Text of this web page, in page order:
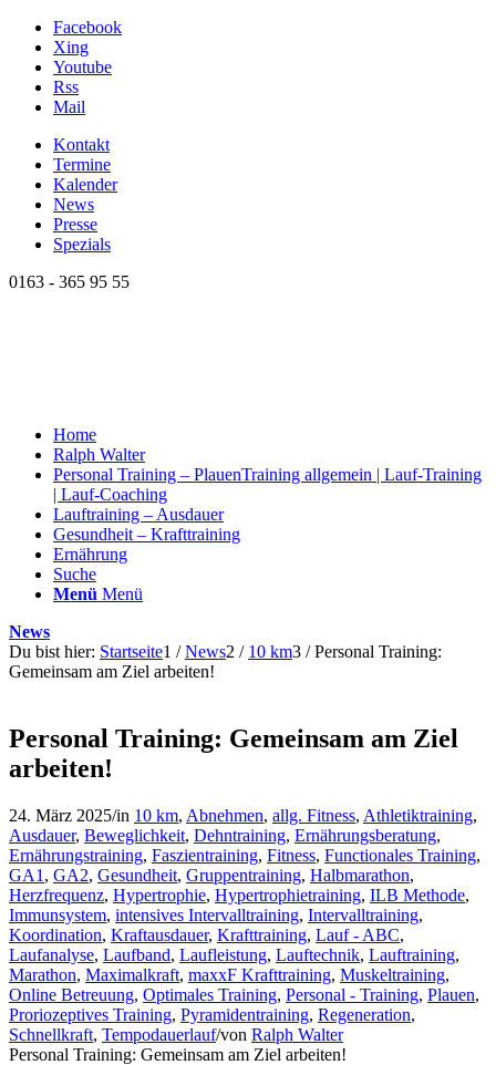
Facebook
Xing
Youtube
Rss
Mail
Kontakt
Termine
Kalender
News
Presse
Spezials
0163 - 365 95 55
Home
Ralph Walter
Personal Training – PlauenTraining allgemein | Lauf-Training
| Lauf-Coaching
Lauftraining – Ausdauer
Gesundheit – Krafttraining
Ernährung
Suche
Menü Menü
News
Du bist hier: Startseite1 / News2 / 10 km3 / Personal Training:
Gemeinsam am Ziel arbeiten!
Personal Training: Gemeinsam am Ziel
arbeiten!
24. März 2025/in 10 km, Abnehmen, allg. Fitness, Athletiktraining,
Ausdauer, Beweglichkeit, Dehntraining, Ernährungsberatung,
Ernährungstraining, Faszientraining, Fitness, Functionales Training,
GA1 , GA2, Gesundheit, Gruppentraining, Halbmarathon,
Herzfrequenz, Hypertrophie, Hypertrophietraining, ILB Methode,
Immunsystem, intensives Intervalltraining, Intervalltraining,
Koordination, Kraftausdauer, Krafttraining, Lauf - ABC,
Laufanalyse, Laufband, Laufleistung, Lauftechnik, Lauftraining,
Marathon, Maximalkraft, maxxF Krafttraining, Muskeltraining,
Online Betreuung, Optimales Training, Personal - Training, Plauen,
Proriozeptives Training, Pyramidentraining, Regeneration,
Schnellkraft, Tempodauerlauf/von Ralph Walter
Personal Training: Gemeinsam am Ziel arbeiten!